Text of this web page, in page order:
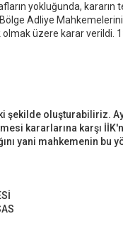
yokluğunda, kararın
Adliye
olmak üzere karar verildi.
şekilde oluşturabiliriz.
kararlarına karşı
yani mahkemenin bu